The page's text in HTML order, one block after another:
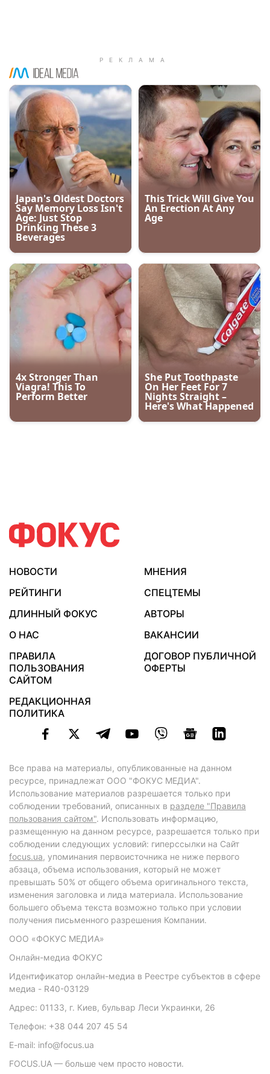
НОВОСТИ
МНЕНИЯ
РЕЙТИНГИ
СПЕЦТЕМЫ
ДЛИННЫЙ ФОКУС
АВТОРЫ
О НАС
ВАКАНСИИ
ПРАВИЛА
ПОЛЬЗОВАНИЯ
САЙТОМ
ДОГОВОР ПУБЛИЧНОЙ
ОФЕРТЫ
РЕДАКЦИОННАЯ
ПОЛИТИКА
Все права на материалы, опубликованные на данном
ресурсе, принадлежат ООО "ФОКУС МЕДИА".
Использование материалов разрешается только при
соблюдении требований, описанных в разделе "Правила
пользования сайтом". Использовать информацию,
размещенную на данном ресурсе, разрешается только при
соблюдении следующих условий: гиперссылки на Сайт
focus.ua, упоминания первоисточника не ниже первого
абзаца, объема использования, который не может
превышать 50% от общего объема оригинального текста,
изменения заголовка и лида материала. Использование
большего объема текста возможно только при условии
получения письменного разрешения Компании.
ООО «ФОКУС МЕДИА»
Онлайн-медиа ФОКУС
Идентификатор онлайн-медиа в Реестре субъектов в сфере
медиа - R40-03129
Адрес: 01133, г. Киев, бульвар Леси Украинки, 26
Телефон: +38 044 207 45 54
E-mail: info@focus.ua
FOCUS.UA — больше чем просто новости.